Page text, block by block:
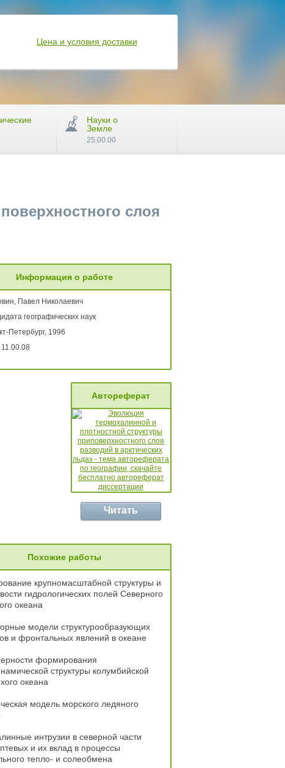
слоя
Информация о работе
Павел Николаевич
географических наук
Петербург, 1996
Автореферат
Читать
Похожие работы
крупномасштабной структуры и
гидрологических полей Северного
океана
модели структурообразующих
и фронтальных явлений в океане
формирования
структуры колумбийской
океана
модель морского ледяного
интрузии в северной части
и их вклад в процессы
тепло- и солеобмена
Цена и условия доставки
Науки о
Земле
25.00.00